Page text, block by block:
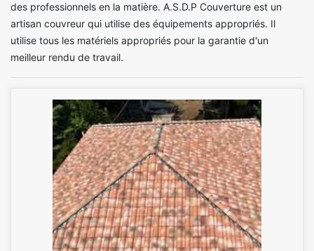
des professionnels en la matière. A.S.D.P Couverture est un
artisan couvreur qui utilise des équipements appropriés. Il
utilise tous les matériels appropriés pour la garantie d'un
meilleur rendu de travail.